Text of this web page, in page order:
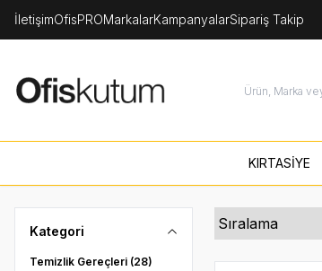
İletişimOfisPROMarkalarKampanyalarSipariş Takip
KIRTASİYE
Kategori
Temizlik Gereçleri (28)